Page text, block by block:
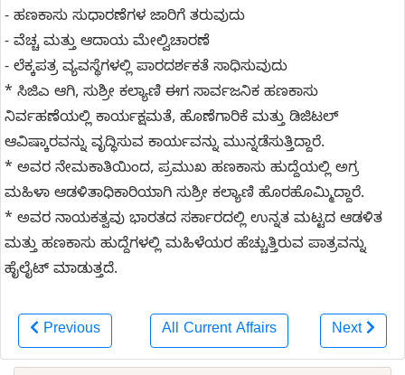
- ಹಣಕಾಸು ಸುಧಾರಣೆಗಳ ಜಾರಿಗೆ ತರುವುದು
- ವೆಚ್ಚ ಮತ್ತು ಆದಾಯ ಮೇಲ್ವಿಚಾರಣೆ
- ಲೆಕ್ಕಪತ್ರ ವ್ಯವಸ್ಥೆಗಳಲ್ಲಿ ಪಾರದರ್ಶಕತೆ ಸಾಧಿಸುವುದು
* ಸಿಜಿಎ ಆಗಿ, ಸುಶ್ರೀ ಕಲ್ಯಾಣಿ ಈಗ ಸಾರ್ವಜನಿಕ ಹಣಕಾಸು
ನಿರ್ವಹಣೆಯಲ್ಲಿ ಕಾರ್ಯಕ್ಷಮತೆ, ಹೊಣೆಗಾರಿಕೆ ಮತ್ತು ಡಿಜಿಟಲ್
ಆವಿಷ್ಕಾರವನ್ನು ವೃದ್ಧಿಸುವ ಕಾರ್ಯವನ್ನು ಮುನ್ನಡೆಸುತ್ತಿದ್ದಾರೆ.
* ಅವರ ನೇಮಕಾತಿಯಿಂದ, ಪ್ರಮುಖ ಹಣಕಾಸು ಹುದ್ದೆಯಲ್ಲಿ ಅಗ್ರ
ಮಹಿಳಾ ಆಡಳಿತಾಧಿಕಾರಿಯಾಗಿ ಸುಶ್ರೀ ಕಲ್ಯಾಣಿ ಹೊರಹೊಮ್ಮಿದ್ದಾರೆ.
* ಅವರ ನಾಯಕತ್ವವು ಭಾರತದ ಸರ್ಕಾರದಲ್ಲಿ ಉನ್ನತ ಮಟ್ಟದ ಆಡಳಿತ
ಮತ್ತು ಹಣಕಾಸು ಹುದ್ದೆಗಳಲ್ಲಿ ಮಹಿಳೆಯರ ಹೆಚ್ಚುತ್ತಿರುವ ಪಾತ್ರವನ್ನು
ಹೈಲೈಟ್ ಮಾಡುತ್ತದೆ.
Previous All Current Affairs Next